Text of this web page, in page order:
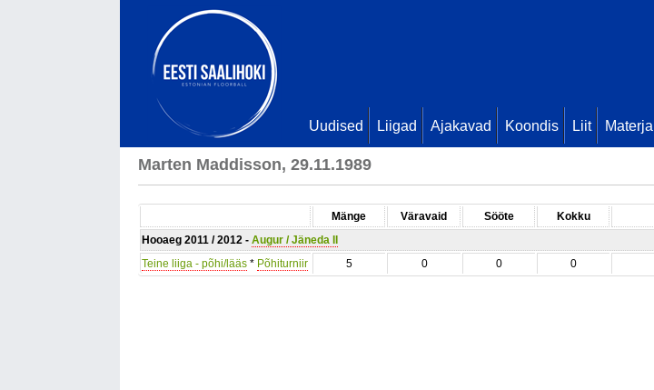
Uudised Liigad Ajakavad Koondis Liit
Marten Maddisson, 29.11.1989
Mänge Väravaid Sööte
Kokku
Hooaeg 2011 / 2012 - Augur / Jäneda II
Teine liiga - põhi/lääs * Põhiturniir 5 0 0 0